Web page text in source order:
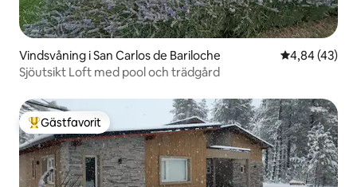
Vindsvåning i San Carlos de Bariloche 4,84 av 5 i
4,84 (43)
Sjöutsikt Loft med pool och trädgård
Populär gästfavorit
Gästfavorit